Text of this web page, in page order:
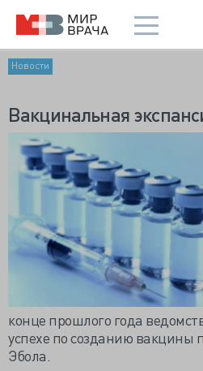
Новости
Вакцинальная
конце прошлого года
успехе по созданию вакцины
Эбола.